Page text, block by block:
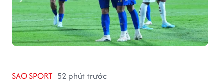
SAO SPORT 52 phút trước